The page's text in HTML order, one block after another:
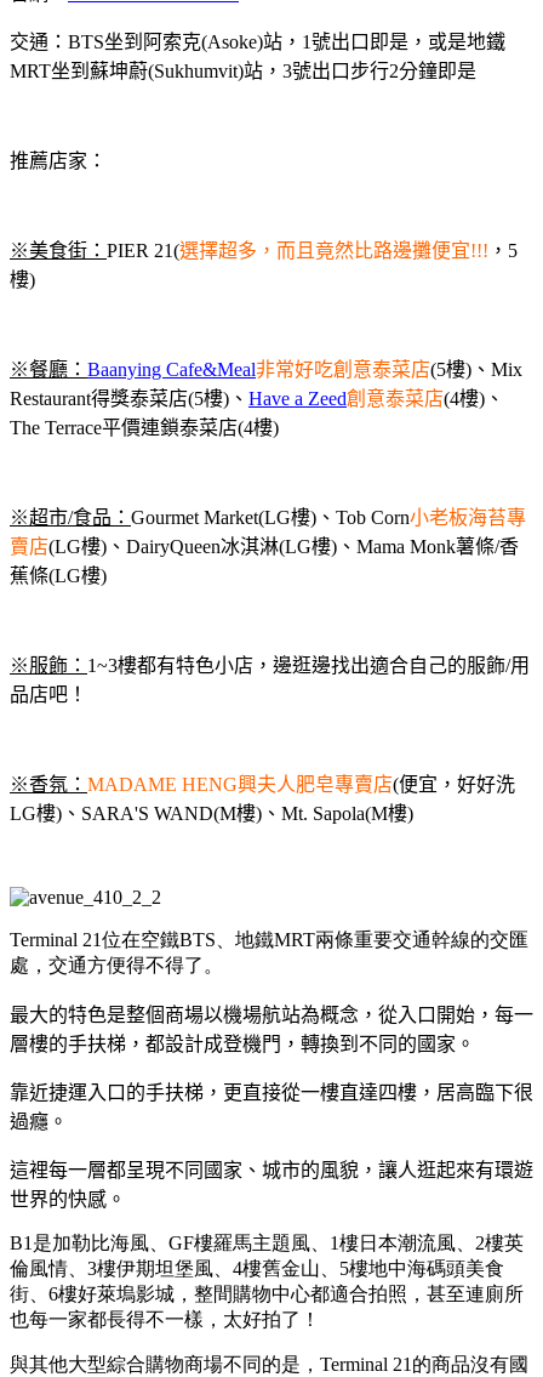
交通：BTS坐到阿索克(Asoke)站，1號出口即是，或是地鐵
MRT坐到蘇坤蔚(Sukhumvit)站，3號出口步行2分鐘即是
推薦店家：
※美食街： PIER 21(選擇超多，而且竟然比路邊攤便宜!!! ，5
樓)
※餐廳： Baanying Cafe&Meal非常好吃創意泰菜店(5樓)、Mix
Restaurant得獎泰菜店(5樓)、 Have a Zeed創意泰菜店(4樓)、
The Terrace平價連鎖泰菜店(4樓)
※超市/食品： Gourmet Market(LG樓)、Tob Corn小老板海苔專
賣店(LG樓)、DairyQueen冰淇淋(LG樓)、Mama Monk薯條/香
蕉條(LG樓)
※服飾： 1~3樓都有特色小店，邊逛邊找出適合自己的服飾/用
品店吧！
※香氛： MADAME HENG興夫人肥皂專賣店(便宜，好好洗
LG樓)、SARA'S WAND(M樓)、Mt. Sapola(M樓)
Terminal 21位在空鐵BTS、地鐵MRT兩條重要交通幹線的交匯
處，交通方便得不得了。
最大的特色是整個商場以機場航站為概念，從入口開始，每一
層樓的手扶梯，都設計成登機門，轉換到不同的國家。
靠近捷運入口的手扶梯，更直接從一樓直達四樓，居高臨下很
過癮。
這裡每一層都呈現不同國家、城市的風貌，讓人逛起來有環遊
世界的快感。
B1是加勒比海風、GF樓羅馬主題風、1樓日本潮流風、2樓英
倫風情、3樓伊期坦堡風、4樓舊金山、5樓地中海碼頭美食
街、6樓好萊塢影城，整間購物中心都適合拍照，甚至連廁所
也每一家都長得不一樣，太好拍了！
與其他大型綜合購物商場不同的是，Terminal 21的商品沒有國